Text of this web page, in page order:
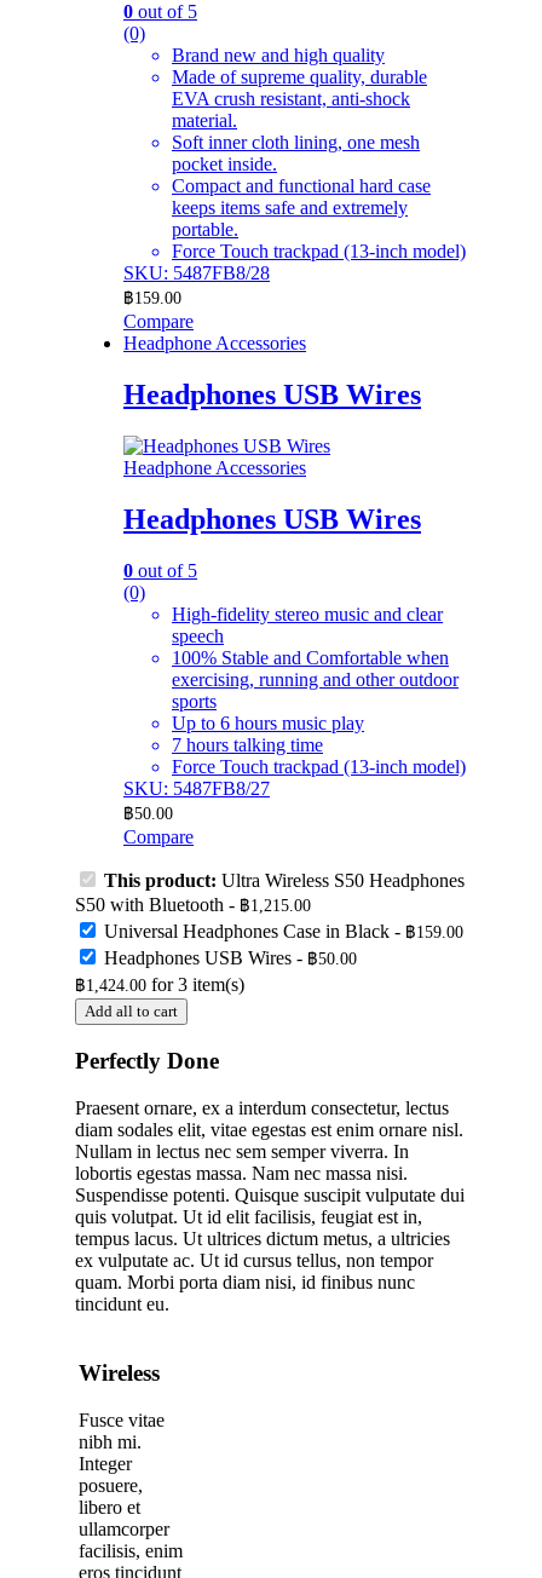
0 out of 5
(0)
Brand new and high quality
Made of supreme quality, durable
EVA crush resistant, anti-shock
material.
Soft inner cloth lining, one mesh
pocket inside.
Compact and functional hard case
keeps items safe and extremely
portable.
Force Touch trackpad (13-inch model)
SKU: 5487FB8/28
฿159.00
Compare
Headphone Accessories
Headphones USB Wires
Headphone Accessories
Headphones USB Wires
0 out of 5
(0)
High-fidelity stereo music and clear
speech
100% Stable and Comfortable when
exercising, running and other outdoor
sports
Up to 6 hours music play
7 hours talking time
Force Touch trackpad (13-inch model)
SKU: 5487FB8/27
฿50.00
Compare
This product: Ultra Wireless S50 Headphones
S50 with Bluetooth - ฿1,215.00
Universal Headphones Case in Black - ฿159.00
Headphones USB Wires - ฿50.00
฿1,424.00 for3 item(s)
Add all to cart
Perfectly Done
Praesent ornare, ex a interdum consectetur, lectus
diam sodales elit, vitae egestas est enim ornare nisl.
Nullam in lectus nec sem semper viverra. In
lobortis egestas massa. Nam nec massa nisi.
Suspendisse potenti. Quisque suscipit vulputate dui
quis volutpat. Ut id elit facilisis, feugiat est in,
tempus lacus. Ut ultrices dictum metus, a ultricies
ex vulputate ac. Ut id cursus tellus, non tempor
quam. Morbi porta diam nisi, id finibus nunc
tincidunt eu.
Wireless
Fusce vitae
nibh mi.
Integer
posuere,
libero et
ullamcorper
facilisis, enim
eros tincidunt